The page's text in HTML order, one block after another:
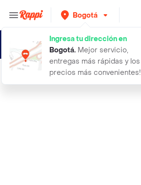
Bogotá
Ingresa tu dirección en
Bogotá. Mejor servicio,
entregas más rápidas y los
precios más convenientes!
ron viejo de caldas 250ml